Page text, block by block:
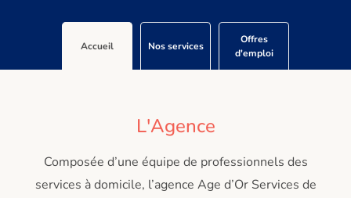
Accueil Nos services
Offres
d'emploi
L'Agence
Composée d’une équipe de professionnels des
services à domicile, l’agence Age d’Or Services de